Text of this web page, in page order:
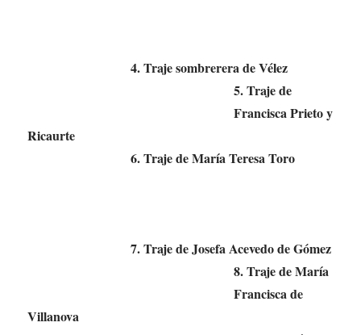
4. Traje sombrerera de Vélez
5. Traje de
Francisca Prieto y
Ricaurte
6. Traje de María Teresa Toro
7. Traje de Josefa Acevedo de Gómez
8. Traje de María
Francisca de
Villanova